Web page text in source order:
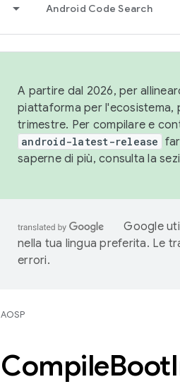
Android Code Search
A partire dal 2026, per
piattaforma per l'ecosistema,
trimestre. Per compilare e
android-latest-release
saperne di più, consulta la
Google
nella tua lingua preferita. Le
errori.
AOSP
CompileBoot